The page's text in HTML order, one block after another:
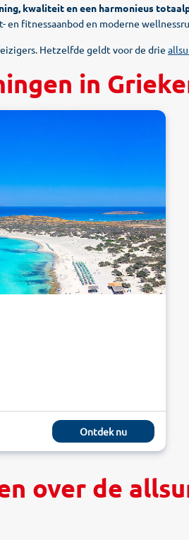
kwaliteit en een harmonieus
fitnessaanbod en moderne
Hetzelfde geldt voor de drie
in
Ontdek nu
over de